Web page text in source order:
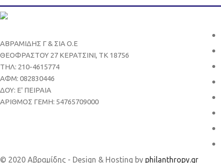
ΑΒΡΑΜΙΔΗΣ Γ & ΣΙΑ Ο.Ε
ΘΕΟΦΡΑΣΤΟΥ 27 ΚΕΡΑΤΣΙΝΙ, ΤΚ 18756
ΤΗΛ: 210-4615774
ΑΦΜ: 082830446
ΔΟΥ: Ε' ΠΕΙΡΑΙΑ
ΑΡΙΘΜΟΣ ΓΕΜΗ: 54765709000
© 2020 Αβραμίδης - Design & Hosting by philanthropy.gr